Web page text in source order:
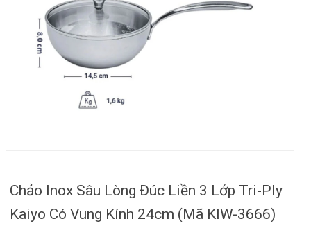
Chảo Inox Sâu Lòng Đúc Liền 3 Lớp Tri-Ply
Kaiyo Có Vung Kính 24cm (Mã KIW-3666)